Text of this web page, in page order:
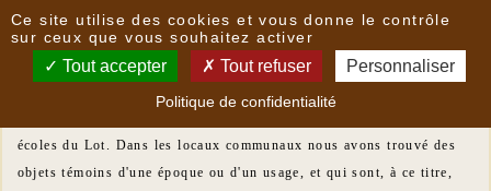
Patrimoine républicain
écoles du Lot. Dans les locaux communaux nous avons trouvé des
objets témoins d'une époque ou d'un usage, et qui sont, à ce titre,
Ce site utilise des cookies et vous donne le contrôle
sur ceux que vous souhaitez activer
Tout accepter Tout refuser Personnaliser
Politique de confidentialité